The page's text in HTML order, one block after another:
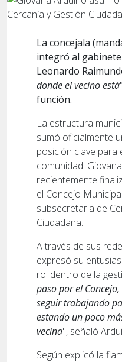
La concejala
integró al
Leonardo
donde el vecino está
función.
La estructura
sumó oficialmente
posición clave
comunidad.
recientemente
el Concejo
subsecretaria de
Ciudadana.
A través de sus
expresó su
rol dentro de la
paso por el
seguir trabajando
estando un poco
vecina", señaló
Según explicó la